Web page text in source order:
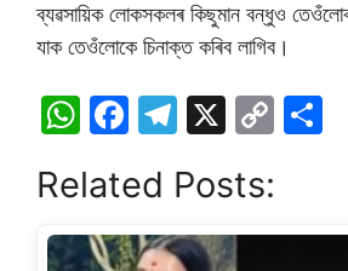
ব্যৱসায়িক লোকসকলৰ কিছুমান বন্ধুও
যাক তেওঁলোকে চিনাক্ত কৰিব লাগিব।
W
at
s
F
c
e
T
e
gr
X
C
y e
Related Posts: